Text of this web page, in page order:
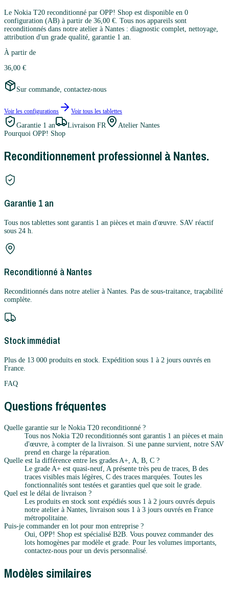
Le Nokia T20 reconditionné par OPP! Shop est disponible en 0
configuration (AB) à partir de 36,00 €. Tous nos appareils sont
reconditionnés dans notre atelier à Nantes : diagnostic complet, nettoyage,
attribution d'un grade qualité, garantie 1 an.
À partir de
36,00 €
Sur commande, contactez-nous
Voir les configurations Voir tous les tablettes
Garantie 1 an Livraison FR
Atelier Nantes
Pourquoi OPP! Shop
Reconditionnement professionnel à Nantes.
Garantie 1 an
Tous nos tablettes sont garantis 1 an pièces et main d'œuvre. SAV réactif
sous 24 h.
Reconditionné à Nantes
Reconditionnés dans notre atelier à Nantes. Pas de sous-traitance, traçabilité
complète.
Stock immédiat
Plus de 13 000 produits en stock. Expédition sous 1 à 2 jours ouvrés en
France.
FAQ
Questions fréquentes
Quelle garantie sur le Nokia T20 reconditionné ?
Tous nos Nokia T20 reconditionnés sont garantis 1 an pièces et main
d'œuvre, à compter de la livraison. Si une panne survient, notre SAV
prend en charge la réparation.
Quelle est la différence entre les grades A+, A, B, C ?
Le grade A+ est quasi-neuf, A présente très peu de traces, B des
traces visibles mais légères, C des traces marquées. Toutes les
fonctionnalités sont testées et garanties quel que soit le grade.
Quel est le délai de livraison ?
Les produits en stock sont expédiés sous 1 à 2 jours ouvrés depuis
notre atelier à Nantes, livraison sous 1 à 3 jours ouvrés en France
métropolitaine.
Puis-je commander en lot pour mon entreprise ?
Oui, OPP! Shop est spécialisé B2B. Vous pouvez commander des
lots homogènes par modèle et grade. Pour les volumes importants,
contactez-nous pour un devis personnalisé.
Modèles similaires